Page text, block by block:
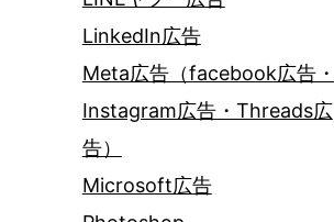
LinkedIn広告
Meta広告（facebook広告・
Instagram広告・Threads広
告）
Microsoft広告